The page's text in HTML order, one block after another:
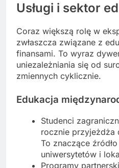
Usługi i sektor
Coraz większą rolę w
zwłaszcza związane z
finansami. To wyraz
uniezależniania się od
zmiennych cyklicznie.
Edukacja
Studenci
rocznie przyjeżdża
To znaczące
uniwersytetów i
Programy